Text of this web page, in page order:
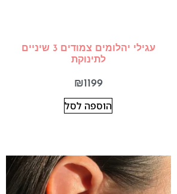
עגילי יהלומים צמודים 3 שיניים
לתינוקת
₪1199
הוספה לסל